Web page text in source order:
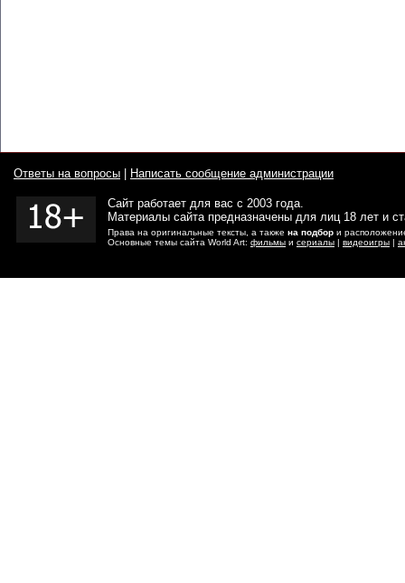
Ответы на вопросы Написать сообщение администрации
Сайт работает для вас с 2003 года.
Материалы сайта предназначены для лиц 18 лет и
Права на оригинальные тексты, а также на подбор и
Основные темы сайта World Art: фильмы и сериалы | видеоигры |